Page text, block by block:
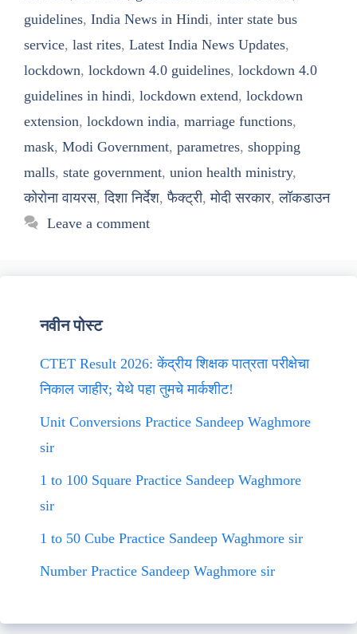
guidelines, India News in Hindi, inter state bus
service, last rites, Latest India News Updates,
lockdown, lockdown 4.0 guidelines, lockdown 4.0
guidelines in hindi, lockdown extend, lockdown
extension, lockdown india, marriage functions,
mask, Modi Government, parametres, shopping
malls, state government, union health ministry,
कोरोना वायरस,दिशा निर्देश,फैक्ट्री,मोदी सरकार,लॉकडाउन
Leave a comment
नवीन पोस्ट
CTET Result 2026: केंद्रीय शिक्षक पात्रता परीक्षेचा
निकाल जाहीर; येथे पहा तुमचे मार्कशीट!
Unit Conversions Practice Sandeep Waghmore
sir
1 to 100 Square Practice Sandeep Waghmore
sir
1 to 50 Cube Practice Sandeep Waghmore sir
Number Practice Sandeep Waghmore sir